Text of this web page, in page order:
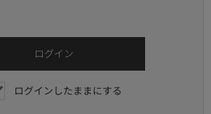
ログインしたままにする